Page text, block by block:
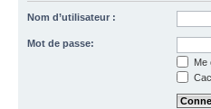
Nom d’utilisateur :
Mot de passe:
Me